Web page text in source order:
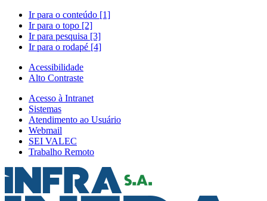
Ir para o conteúdo [1]
Ir para o topo [2]
Ir para pesquisa [3]
Ir para o rodapé [4]
Acessibilidade
Alto Contraste
Acesso à Intranet
Sistemas
Atendimento ao Usuário
Webmail
SEI VALEC
Trabalho Remoto